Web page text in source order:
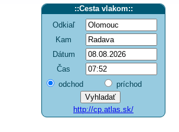
::Cesta vlakom::
Odkiaľ
Kam
Dátum
Čas
odchod
príchod
http://cp.atlas.sk/